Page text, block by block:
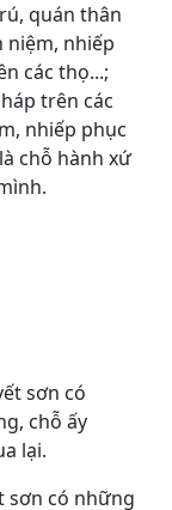
quán thân
niệm, nhiếp
các thọ...;
trên các
nhiếp phục
chỗ hành xứ
sơn có
chỗ ấy
lại.
sơn có những